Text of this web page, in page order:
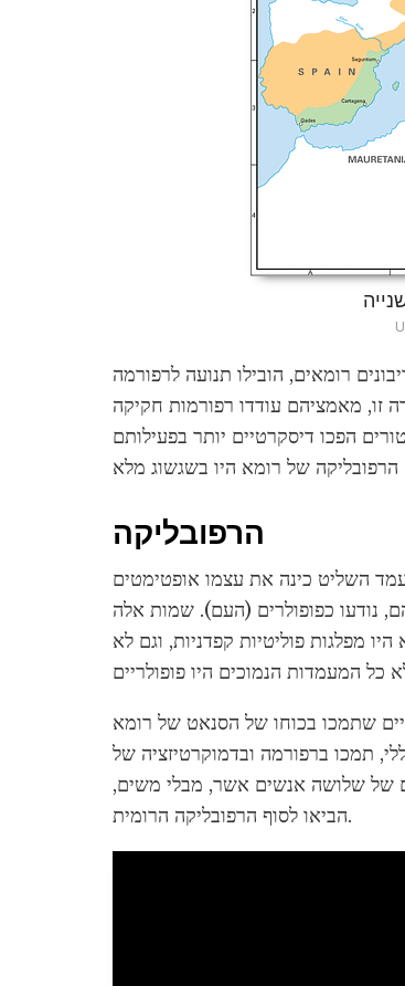
רומאים, הובילו תנועה לרפורמה
זו, מאמציהם עודדו רפורמות חקיקה
הפכו דיסקרטיים יותר בפעילותם
הרפובליקה
השליט כינה את עצמו אופטימטים
נודעו כפופולרים (העם). שמות אלה
מפלגות פוליטיות קפדניות, וגם לא
שתמכו בכוחו של הסנאט של רומא
תמכו ברפורמה ובדמוקרטיזציה של
של שלושה אנשים אשר, מבלי משים,
הביאו לסוף הרפובליקה הרומית.